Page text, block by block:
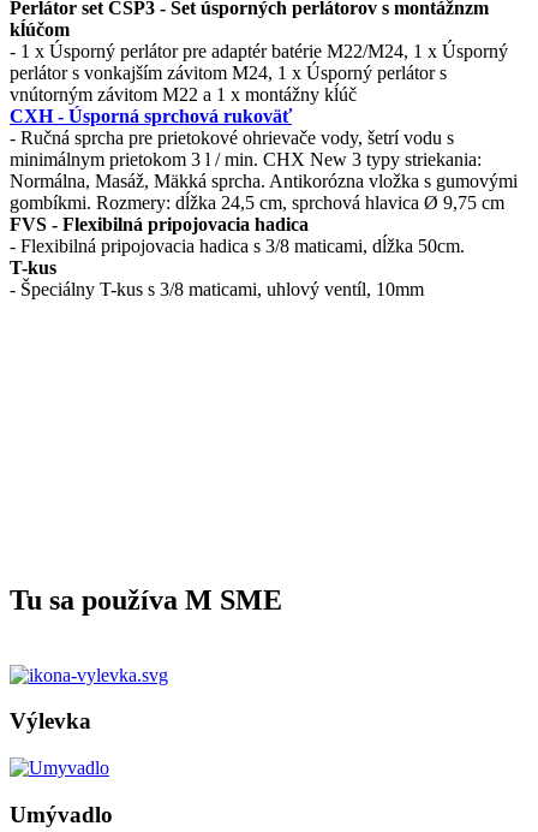
Perlátor set CSP3 - Set úsporných perlátorov s montážnzm
kĺúčom
- 1 x Úsporný perlátor pre adaptér batérie M22/M24, 1 x Úsporný
perlátor s vonkajším závitom M24, 1 x Úsporný perlátor s
vnútorným závitom M22 a 1 x montážny kĺúč
CXH - Úsporná sprchová rukoväť
- Ručná sprcha pre prietokové ohrievače vody, šetrí vodu s
minimálnym prietokom 3 l / min. CHX New 3 typy striekania:
Normálna, Masáž, Mäkká sprcha. Antikorózna vložka s gumovými
gombíkmi. Rozmery: dĺžka 24,5 cm, sprchová hlavica Ø 9,75 cm
FVS - Flexibilná pripojovacia hadica
- Flexibilná pripojovacia hadica s 3/8 maticami, dĺžka 50cm.
T-kus
- Špeciálny T-kus s 3/8 maticami, uhlový ventíl, 10mm
Tu sa používa M SME
Výlevka
Umývadlo